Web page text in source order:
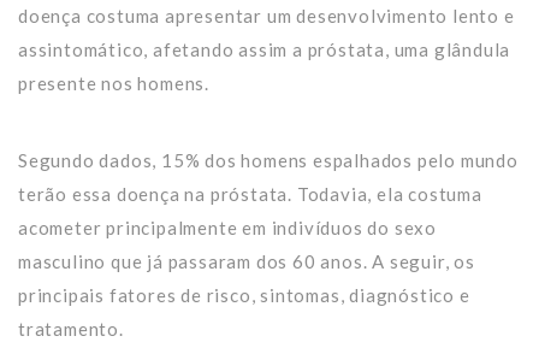
doença costuma apresentar um desenvolvimento lento e
assintomático, afetando assim a próstata, uma glândula
presente nos homens.
Segundo dados, 15% dos homens espalhados pelo mundo
terão essa doença na próstata. Todavia, ela costuma
acometer principalmente em indivíduos do sexo
masculino que já passaram dos 60 anos. A seguir, os
principais fatores de risco, sintomas, diagnóstico e
tratamento.